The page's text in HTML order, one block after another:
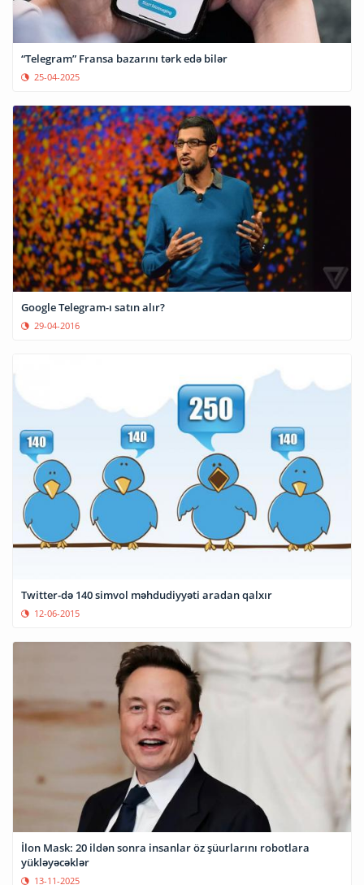
“Telegram” Fransa bazarını tərk edə bilər
25-04-2025
Google Telegram-ı satın alır?
29-04-2016
Twitter-də 140 simvol məhdudiyyəti aradan qalxır
12-06-2015
İlon Mask: 20 ildən sonra insanlar öz şüurlarını robotlara
yükləyəcəklər
13-11-2025